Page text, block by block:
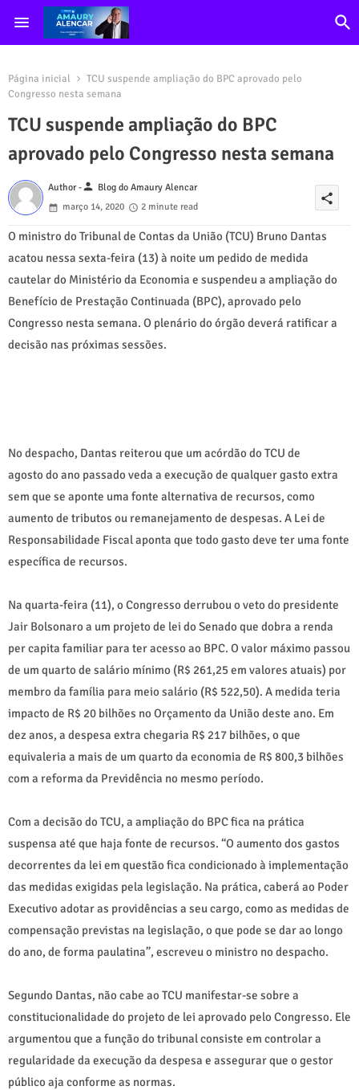
Página inicial
TCU suspende ampliação do BPC aprovado pelo
Congresso nesta semana
TCU suspende ampliação do BPC
aprovado pelo Congresso nesta semana
Author -person Blog do Amaury Alencar
março 14, 2020
2 minute read
share
O ministro do Tribunal de Contas da União (TCU) Bruno Dantas
acatou nessa sexta-feira (13) à noite um pedido de medida
cautelar do Ministério da Economia e suspendeu a ampliação do
Benefício de Prestação Continuada (BPC), aprovado pelo
Congresso nesta semana. O plenário do órgão deverá ratificar a
decisão nas próximas sessões.
No despacho, Dantas reiterou que um acórdão do TCU de
agosto do ano passado veda a execução de qualquer gasto extra
sem que se aponte uma fonte alternativa de recursos, como
aumento de tributos ou remanejamento de despesas. A Lei de
Responsabilidade Fiscal aponta que todo gasto deve ter uma fonte
específica de recursos.
Na quarta-feira (11), o Congresso derrubou o veto do presidente
Jair Bolsonaro a um projeto de lei do Senado que dobra a renda
per capita familiar para teracesso ao BPC. O valor máximo passou
de um quarto de salário mínimo (R$ 261,25 em valores atuais) por
membro da família para meio salário (R$ 522,50). A medida teria
impacto de R$ 20 bilhões no Orçamento da União deste ano. Em
dez anos, a despesa extra chegaria R$ 217 bilhões, o que
equivaleria a mais de um quarto da economia de R$ 800,3 bilhões
com a reforma da Previdência no mesmo período.
Com a decisão do TCU, a ampliação do BPC fica na prática
suspensa até que haja fonte de recursos. “O aumento dos gastos
decorrentes da lei em questão fica condicionado à implementação
das medidas exigidas pela legislação. Na prática, caberá ao Poder
Executivo adotar as providências a seu cargo, como as medidas de
compensação previstas na legislação, o que pode se dar ao longo
do ano, de forma paulatina”, escreveu o ministro no despacho.
Segundo Dantas, não cabe ao TCU manifestar-se sobre a
constitucionalidade do projeto de lei aprovado pelo Congresso. Ele
argumentou que a função do tribunal consiste em controlar a
regularidade da execução da despesa e assegurar que o gestor
público aja conforme as normas.